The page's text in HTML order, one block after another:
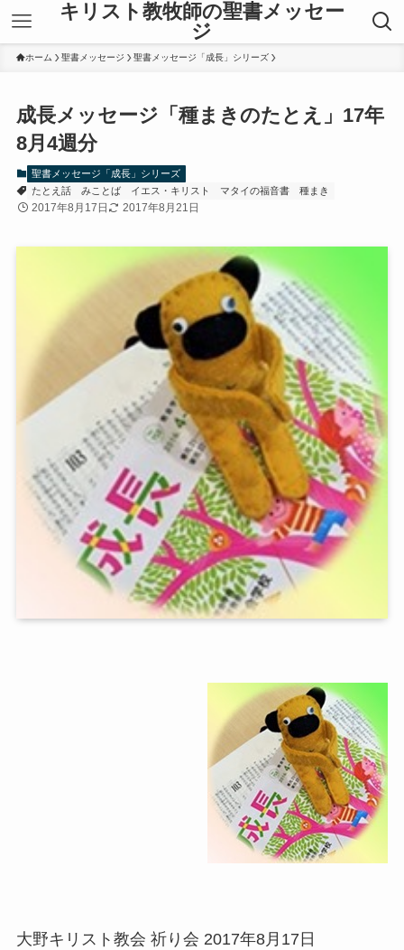
キリスト教牧師の聖書メッセー
ジ
ホーム 聖書メッセージ 聖書メッセージ「成長」シリーズ
成長メッセージ「種まきのたとえ」17年
8月4週分
聖書メッセージ「成長」シリーズ
たとえ話
みことば イエス・キリスト マタイの福音書 種まき
2017年8月17日 2017年8月21日
大野キリスト教会 祈り会 2017年8月17日